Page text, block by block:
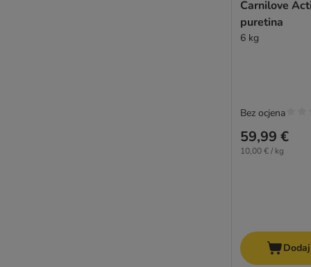
Carnilove
puretina
6 kg
59,99 €
10,00 € / kg
Bez ocjena